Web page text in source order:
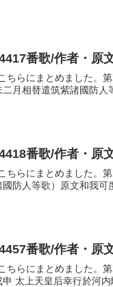
番歌/作者・原
ちらにまとめました。
二月相替遣筑紫諸國防
番歌/作者・原
ちらにまとめました。
防人等歌）原文和我可
番歌/作者・原
ちらにまとめました。
申 太上天皇后幸行於河